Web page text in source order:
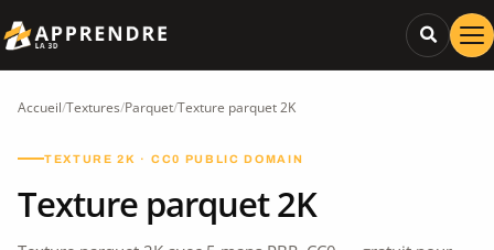
Accueil/Textures/Parquet/Texture parquet 2K
TEXTURE 2K · CC0 PUBLIC DOMAIN
Texture parquet 2K